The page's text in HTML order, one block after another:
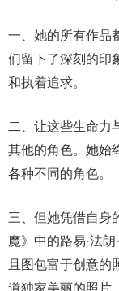
一、她的所有作品
们留下了深刻的印
和执着追求。
二、让这些生命力
其他的角色。她始
各种不同的角色。
三、但她凭借自身
魔》中的路易·法
且图包富于创意的
道独家美丽的照片